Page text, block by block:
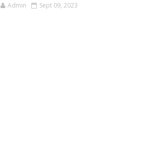
Admin Sept 09, 2023